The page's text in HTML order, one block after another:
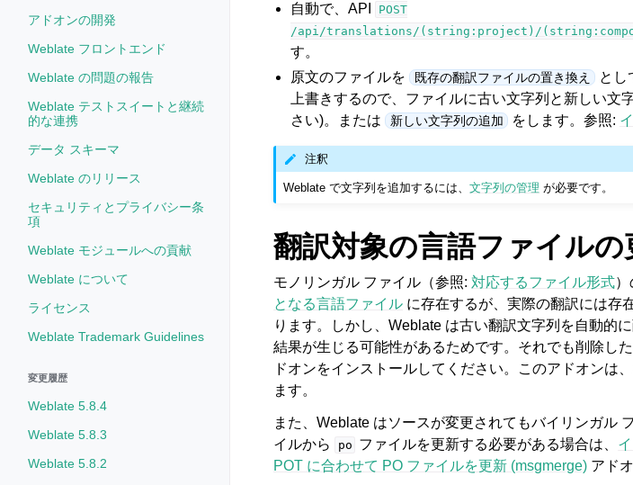
アドオンの開発
Weblate フロントエンド
Weblate の問題の報告
Weblate テストスイートと継続
的な連携
データ スキーマ
Weblate のリリース
セキュリティとプライバシー条
項
Weblate モジュールへの貢献
Weblate について
ライセンス
Weblate Trademark Guidelines
変更履歴
Weblate 5.8.4
Weblate 5.8.3
Weblate 5.8.2
自動で、API
POST
/api/translations/(string:project)/
す。
原文のファイルを 既存の翻訳ファイルの置き換え とし
上書きするので、ファイルに古い文字列と新しい
さい)。または 新しい文字列の追加 をします。参照:
注釈
Weblate で文字列を追加するには、文字列の管理 が必要です。
翻訳対象の言語ファイルの
モノリンガル ファイル（参照: 対応するファイル形式）
となる言語ファイル に存在するが、実際の翻訳には存
ります。しかし、Weblate は古い翻訳文字列を自動的
結果が生じる可能性があるためです。それでも削除した
ドオンをインストールしてください。このアドオンは
ます。
また、Weblate はソースが変更されてもバイリンガル
イルから
po ファイルを更新する必要がある場合は、
POT に合わせて PO ファイルを更新 (msgmerge) アド